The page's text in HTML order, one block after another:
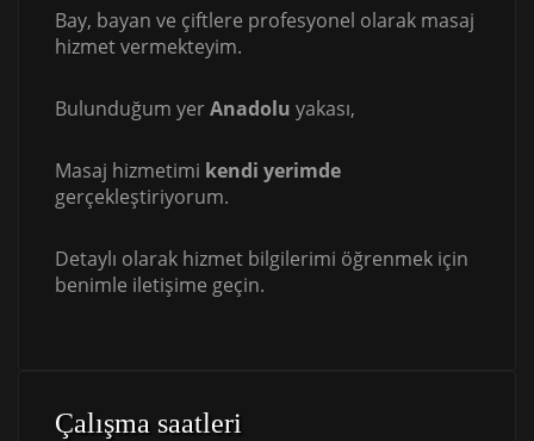
Bay, bayan ve çiftlere profesyonel olarak masaj
hizmet vermekteyim.
Bulunduğum yerAnadolu yakası,
Masaj hizmetimi kendi yerimde
gerçekleştiriyorum.
Detaylı olarak hizmet bilgilerimi öğrenmek için
benimle iletişime geçin.
Çalışma saatleri